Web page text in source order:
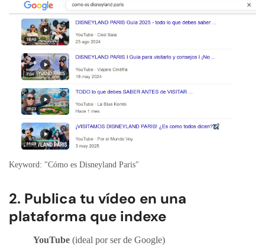
Keyword: "Cómo es Disneyland Paris"
2. Publica tu vídeo en una
plataforma que indexe
YouTube (ideal por ser de Google)